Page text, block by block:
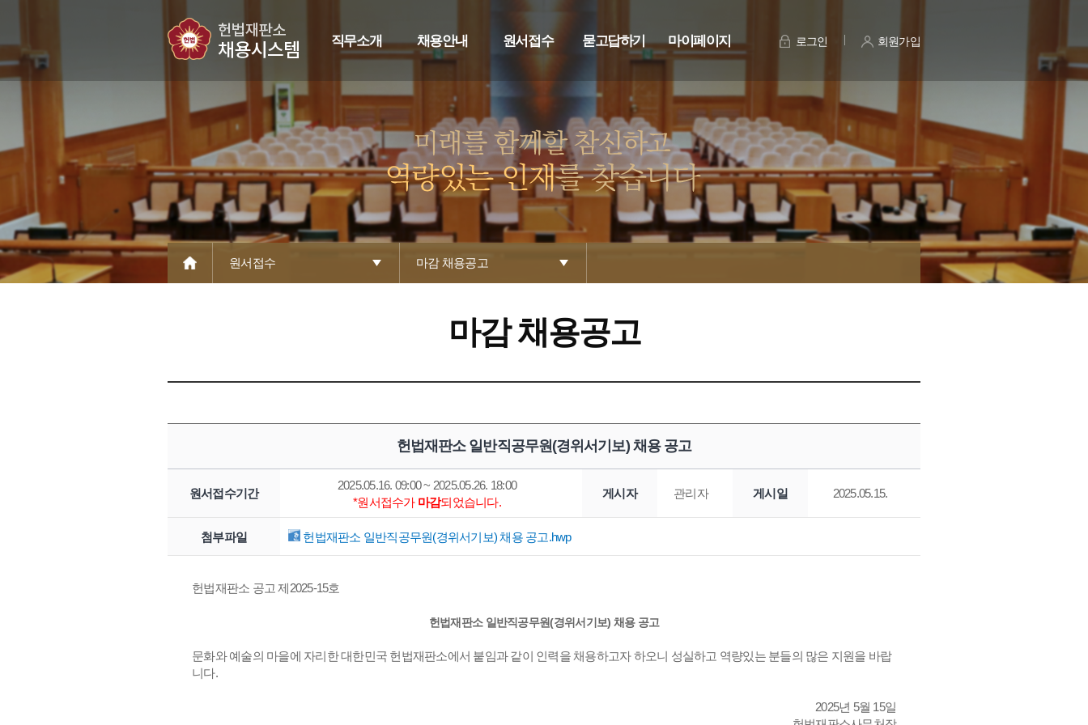
직무소개 채용안내 원서접수 묻고답하기 마이페이지 로그인 회원가입
원서접수 마감 채용공고
마감 채용공고
헌법재판소 일반직공무원(경위서기보) 채용 공고
원서접수기간
2025.05.16. 09:00 ~ 2025.05.26. 18:00
*원서접수가 마감되었습니다.
게시자 관리자 게시일 2025.05.15.
첨부파일 헌법재판소 일반직공무원(경위서기보) 채용 공고.hwp
헌법재판소 공고 제2025-15호
헌법재판소 일반직공무원(경위서기보) 채용 공고
문화와 예술의 마을에 자리한 대한민국 헌법재판소에서 붙임과 같이 인력을 채용하고자 하오니 성실하고 역량있는 분들의 많은 지원을 바랍
니다.
2025년 5월 15일